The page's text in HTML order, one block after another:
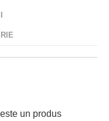
un produs